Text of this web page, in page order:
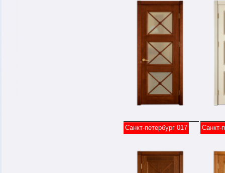
Санкт-петербург 017 Санкт-